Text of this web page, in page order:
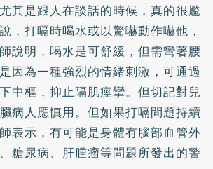
其是跟人在談話的時候，真的很尷
，打嗝時喝水或以驚嚇動作嚇他，
說明，喝水是可舒緩，但需彎著腰
因為一種強烈的情緒刺激，可通過
中樞，抑止隔肌痙攣。但切記對兒
病人應慎用。但如果打嗝問題持續
表示，有可能是身體有腦部血管外
糖尿病、肝腫瘤等問題所發出的警